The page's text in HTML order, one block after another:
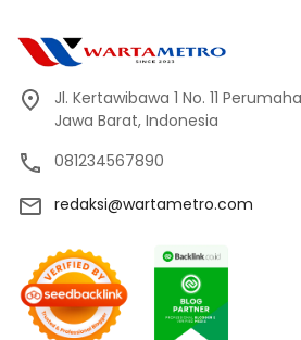
Jl. Kertawibawa 1 No. 11
Jawa Barat, Indonesia
081234567890
redaksi@wartametro.com